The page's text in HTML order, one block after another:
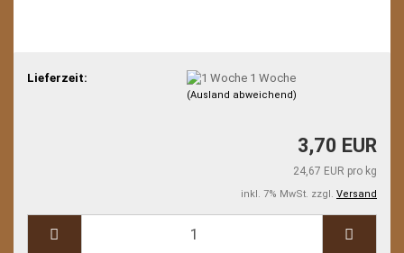
Lieferzeit: 1 Woche
(Ausland abweichend)
3,70 EUR
24,67 EUR pro kg
inkl. 7% MwSt. zzgl. Versand